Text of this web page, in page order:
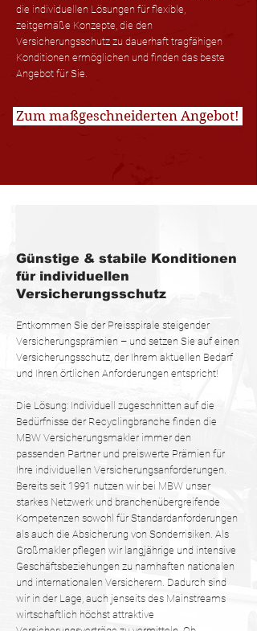
die individuellen Lösungen für flexible,
zeitgemäße Konzepte, die den
Versicherungsschutz zu dauerhaft tragfähigen
Konditionen ermöglichen und finden das beste
Angebot für Sie.
Zum maßgeschneiderten Angebot!
Günstige & stabile Konditionen
für individuellen
Versicherungsschutz
Entkommen Sie der Preisspirale steigender
Versicherungsprämien – und setzen Sie auf einen
Versicherungsschutz, der Ihrem aktuellen Bedarf
und Ihren örtlichen Anforderungen entspricht!
Die Lösung: Individuell zugeschnitten auf die
Bedürfnisse der Recyclingbranche finden die
MBW Versicherungsmakler immer den
passenden Partner und preiswerte Prämien für
Ihre individuellen Versicherungsanforderungen.
Bereits seit 1991 nutzen wir bei MBW unser
starkes Netzwerk und branchenübergreifende
Kompetenzen sowohl für Standardanforderungen
als auch die Absicherung von Sonderrisiken. Als
Großmakler pflegen wir langjährige und intensive
Geschäftsbeziehungen zu namhaften nationalen
und internationalen Versicherern. Dadurch sind
wir in der Lage, auch jenseits des Mainstreams
wirtschaftlich höchst attraktive